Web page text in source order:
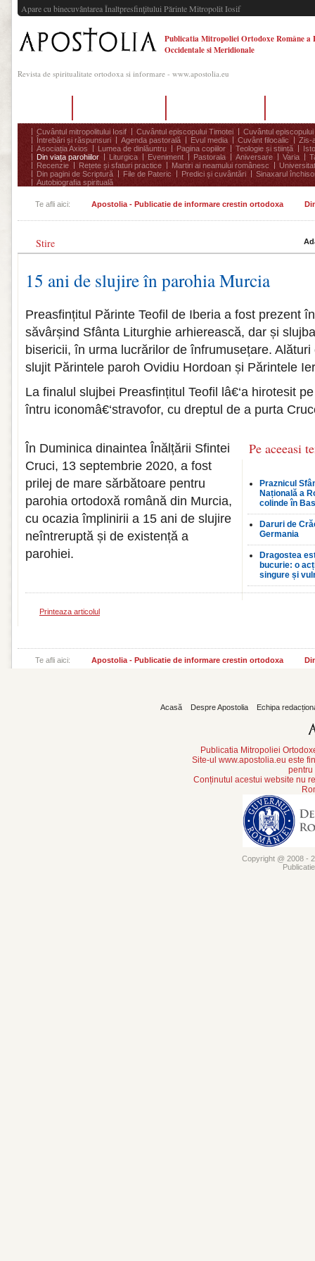
Apare cu binecuvântarea Înaltpresfinţitului Părinte Mitropolit Iosif
Publicatia Mitropoliei Ortodoxe Române a
Occidentale si Meridionale
Revista de spiritualitate ortodoxa si informare - www.apostolia.eu
Cuvântul mitropolitului Iosif Cuvântul episcopului Timotei
Cuvântul episcopului
Întrebări și răspunsuri
Agenda pastorală Evul media Cuvânt filocalic
Zis-
Asociația Axios
Lumea de dinlăuntru Pagina copiilor Teologie și stiință
Din viața parohiilor
Liturgica Eveniment Pastorala Aniversare Varia
Recenzie
Rețete și sfaturi practice Martiri ai neamului românesc
Din pagini de Scriptură
File de Pateric Predici și cuvântări
Sinaxarul
Autobiografia spirituală
Te afli aici: Apostolia - Publicatie de informare crestin ortodoxa
Stire
15 ani de slujire în parohia Murcia
Preasfințitul Părinte Teofil de Iberia a fost prezent
săvârșind Sfânta Liturghie arhierească, dar și
bisericii, în urma lucrărilor de înfrumusețare.
slujit Părintele paroh Ovidiu Hordoan și Părintele
La finalul slujbei Preasfințitul Teofil lâ€‘a hirotesit
întru iconomâ€‘stravofor, cu dreptul de a purta
Pe aceeasi
Praznicul
Națională a
colinde în
Daruri de
Germania
Dragostea
bucurie: o
singure și
În Duminica dinaintea Înălțării Sfintei
Cruci, 13 septembrie 2020, a fost
prilej de mare sărbătoare pentru
parohia ortodoxă română din Murcia,
cu ocazia împlinirii a 15 ani de slujire
neîntreruptă și de existență a
parohiei.
Printeaza articolul
Te afli aici: Apostolia - Publicatie de informare crestin ortodoxa
Acasă Despre Apostolia Echipa
Publicatia Mitropoliei
Site-ul www.apostolia.eu este
pentru
Conținutul acestui website nu
Copyright @ 2008 -